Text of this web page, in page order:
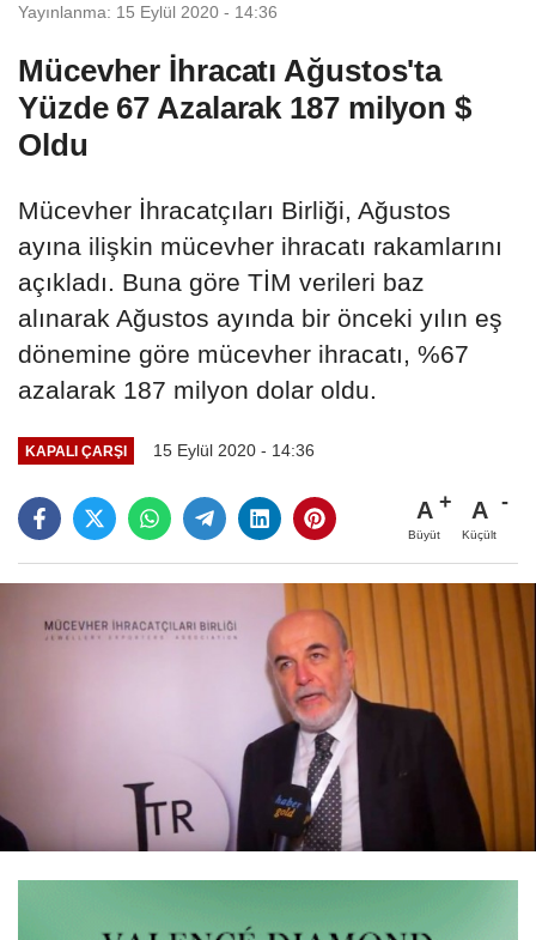
Yayınlanma: 15 Eylül 2020 - 14:36
Mücevher İhracatı Ağustos'ta
Yüzde 67 Azalarak 187 milyon $
Oldu
Mücevher İhracatçıları Birliği, Ağustos
ayına ilişkin mücevher ihracatı rakamlarını
açıkladı. Buna göre TİM verileri baz
alınarak Ağustos ayında bir önceki yılın eş
dönemine göre mücevher ihracatı, %67
azalarak 187 milyon dolar oldu.
KAPALI ÇARŞI 15 Eylül 2020 - 14:36
A
Büyüt
A
Küçült